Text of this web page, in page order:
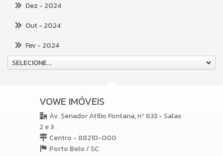
Dez - 2024
Out- 2024
Fev- 2024
SELECIONE...
VOWE IMÓVEIS
Av. Senador Atílio Fontana, nº 633 - Salas
2 e 3
Centro - 88210-000
Porto Belo /SC